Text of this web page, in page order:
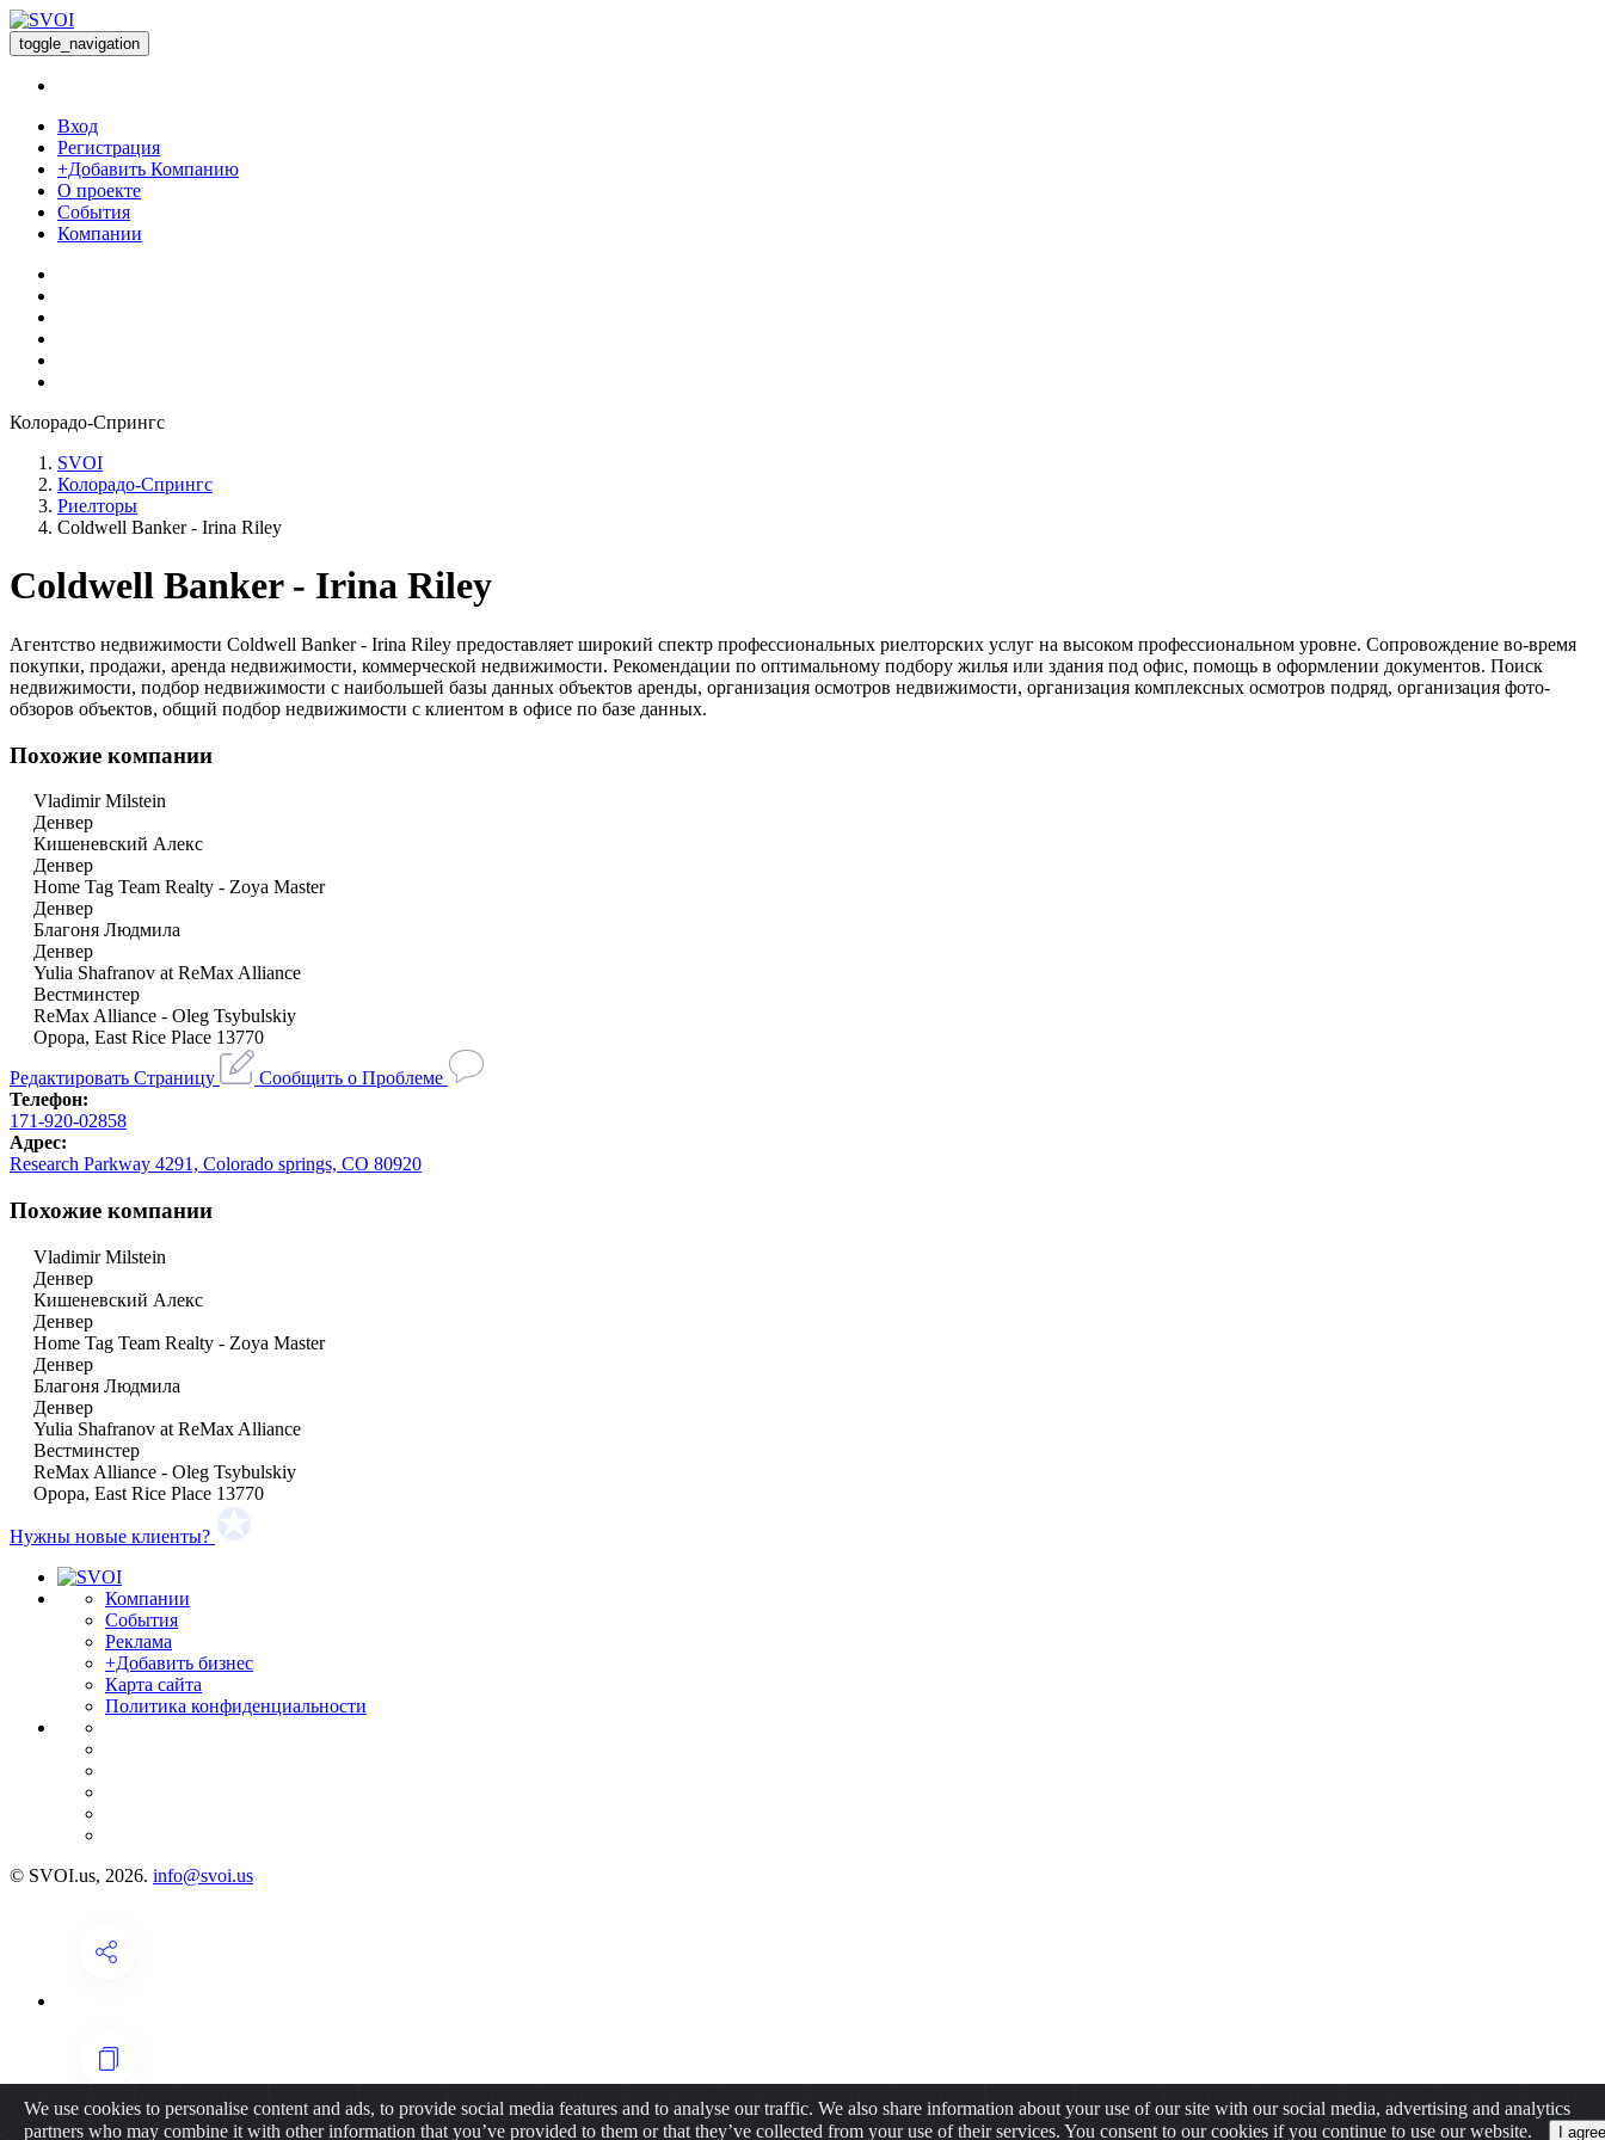
toggle_navigation
Вход
Регистрация
+Добавить Компанию
О проекте
События
Компании
Колорадо-Спрингс
SVOI
Колорадо-Спрингс
Риелторы
Coldwell Banker - Irina Riley
Coldwell Banker - Irina Riley
Агентство недвижимости Coldwell Banker - Irina Riley предоставляет широкий спектр профессиональных риелторских услуг на высоком профессиональном уровне. Сопровождение во-время
покупки, продажи, аренда недвижимости, коммерческой недвижимости. Рекомендации по оптимальному подбору жилья или здания под офис, помощь в оформлении документов. Поиск
недвижимости, подбор недвижимости с наибольшей базы данных объектов аренды, организация осмотров недвижимости, организация комплексных осмотров подряд, организация фото-
обзоров объектов, общий подбор недвижимости с клиентом в офисе по базе данных.
Похожие компании
Vladimir Milstein
Денвер
Кишеневский Алекс
Денвер
Home Tag Team Realty - Zoya Master
Денвер
Благоня Людмила
Денвер
Yulia Shafranov at ReMax Alliance
Вестминстер
ReMax Alliance - Oleg Tsybulskiy
Орора, East Rice Place 13770
Редактировать Страницу
Сообщить о Проблеме
Телефон:
171-920-02858
Адрес:
Research Parkway 4291, Colorado springs, CO 80920
Похожие компании
Vladimir Milstein
Денвер
Кишеневский Алекс
Денвер
Home Tag Team Realty - Zoya Master
Денвер
Благоня Людмила
Денвер
Yulia Shafranov at ReMax Alliance
Вестминстер
ReMax Alliance - Oleg Tsybulskiy
Орора, East Rice Place 13770
Нужны новые клиенты?
Компании
События
Реклама
+Добавить бизнес
Карта сайта
Политика конфиденциальности
© SVOI.us, 2026. info@svoi.us
We use cookies to personalise content and ads, to provide social media features and to analyse our traffic. We also share information about your use of our site with our social media, advertising and analytics
partners who may combine it with other information that you’ve provided to them or that they’ve collected from your use of their services. You consent to our cookies if you continue to use our website.
I agree